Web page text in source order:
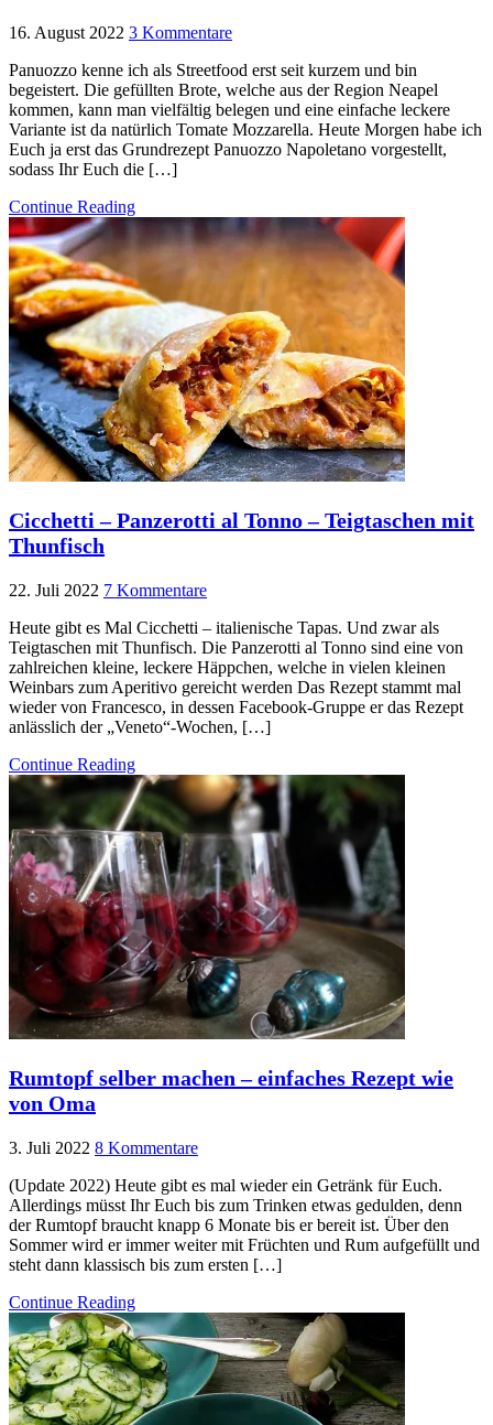
16. August 2022 3 Kommentare
Panuozzo kenne ich als Streetfood erst seit kurzem und bin
begeistert. Die gefüllten Brote, welche aus der Region Neapel
kommen, kann man vielfältig belegen und eine einfache leckere
Variante ist da natürlich Tomate Mozzarella. Heute Morgen habe ich
Euch ja erst das Grundrezept Panuozzo Napoletano vorgestellt,
sodass Ihr Euch die […]
Continue Reading
Cicchetti – Panzerotti al Tonno – Teigtaschen mit
Thunfisch
22. Juli 2022 7 Kommentare
Heute gibt es Mal Cicchetti – italienische Tapas. Und zwar als
Teigtaschen mit Thunfisch. Die Panzerotti al Tonno sind eine von
zahlreichen kleine, leckere Häppchen, welche in vielen kleinen
Weinbars zum Aperitivo gereicht werden Das Rezept stammt mal
wieder von Francesco, in dessen Facebook-Gruppe er das Rezept
anlässlich der „Veneto“-Wochen, […]
Continue Reading
Rumtopf selber machen – einfaches Rezept wie
von Oma
3. Juli 2022 8 Kommentare
(Update 2022) Heute gibt es mal wieder ein Getränk für Euch.
Allerdings müsst Ihr Euch bis zum Trinken etwas gedulden, denn
der Rumtopf braucht knapp 6 Monate bis er bereit ist. Über den
Sommer wird er immer weiter mit Früchten und Rum aufgefüllt und
steht dann klassisch bis zum ersten […]
Continue Reading